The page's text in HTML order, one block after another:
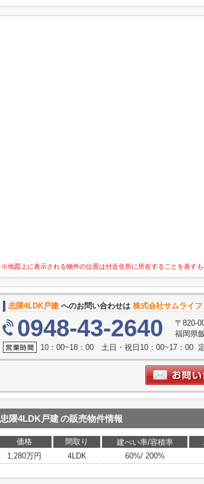
※地図上に表示される物件の位置は付近住所に所在することを表す
忠隈4LDK戸建 へのお問い合わせは 株式会社サムライフ
0948-43-2640
〒820-
福岡県
10：00~18：00 土日・祝日10：00~17：00
忠隈4LDK戸建の販売物件情報
価格 間取り 建ぺい率/容積率
1,280万円
4LDK 60%/ 200%